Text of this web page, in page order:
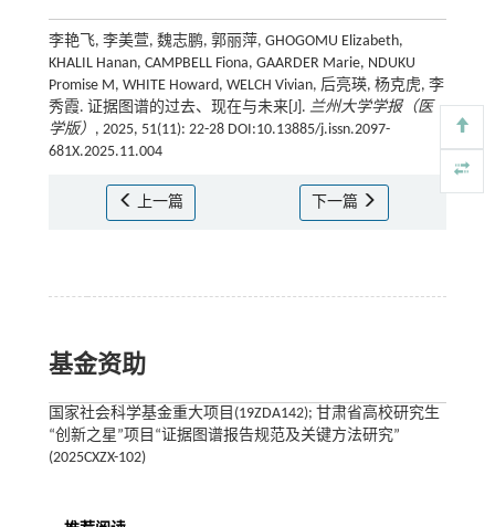
李艳飞, 李美萱, 魏志鹏, 郭丽萍, GHOGOMU Elizabeth,
KHALIL Hanan, CAMPBELL Fiona, GAARDER Marie, NDUKU
Promise M, WHITE Howard, WELCH Vivian, 后亮瑛, 杨克虎, 李
秀霞. 证据图谱的过去、现在与未来[J]. 兰州大学学报（医
学版） , 2025, 51(11): 22-28 DOI:10.13885/j.issn.2097-
681X.2025.11.004
上一篇 下一篇
基金资助
国家社会科学基金重大项目(19ZDA142); 甘肃省高校研究生
“创新之星”项目“证据图谱报告规范及关键方法研究”
(2025CXZX-102)